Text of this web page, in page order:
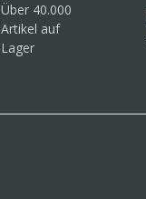
Über 40.000
Artikel auf
Lager